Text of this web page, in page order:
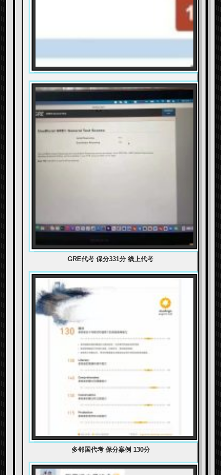
GRE代考 保分331分 线上代考
多邻国代考 保分案例 130分